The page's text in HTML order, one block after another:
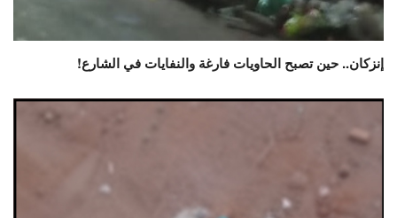
إنزكان.. حين تصبح الحاويات فارغة والنفايات في الشارع!